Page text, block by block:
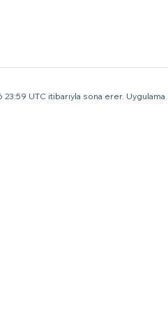
UTC itibarıyla sona erer.